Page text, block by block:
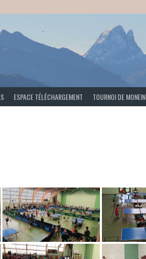
ESPACE TÉLÉCHARGEMENT TOURNOI DE MONEIN